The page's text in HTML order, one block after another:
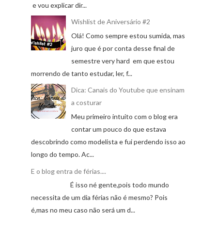
e vou explicar dir...
Wishlist de Aniversário #2
Olá! Como sempre estou sumida, mas
juro que é por conta desse final de
semestre very hard em que estou
morrendo de tanto estudar, ler, f...
Dica: Canais do Youtube que ensinam
a costurar
Meu primeiro intuito com o blog era
contar um pouco do que estava
descobrindo como modelista e fui perdendo isso ao
longo do tempo. Ac...
E o blog entra de férias....
É isso né gente,pois todo mundo
necessita de um dia férias não é mesmo? Pois
é,mas no meu caso não será um d...